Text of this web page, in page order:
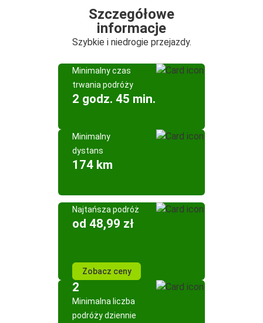
Szczegółowe
informacje
Szybkie i niedrogie przejazdy.
Minimalny czas
trwania podróży
2 godz. 45 min.
Minimalny
dystans
174 km
Najtańsza podróż
od 48,99 zł
Zobacz ceny
2
Minimalna liczba
podróży dziennie